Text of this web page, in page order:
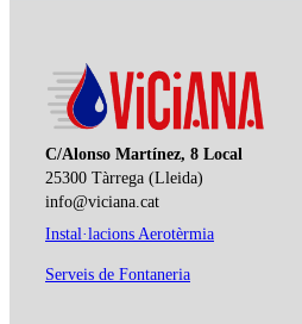
C/Alonso Martínez, 8 Local
25300 Tàrrega (Lleida)
info@viciana.cat
Instal·lacions Aerotèrmia
Serveis de Fontaneria